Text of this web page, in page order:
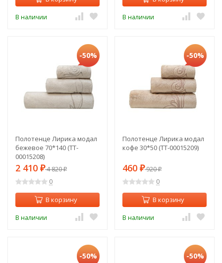
В наличии В наличии
-50%
Полотенце Лирика модал
бежевое 70*140 (TT-
00015208)
2 410 ₽4 820₽
0
В корзину
В наличии
-50%
Полотенце Лирика модал
кофе 30*50 (TT-00015209)
460 ₽920₽
0
В корзину
В наличии
-50% -50%